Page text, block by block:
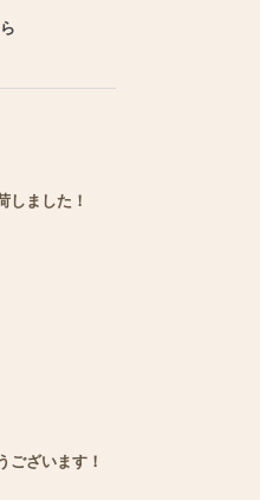
しました！
ございます！